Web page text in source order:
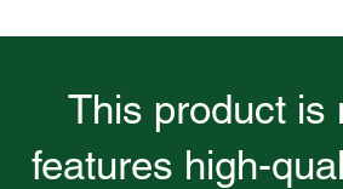
This product is
features high-